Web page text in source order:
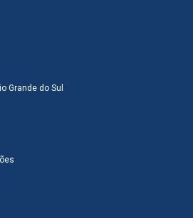
Grande do Sul